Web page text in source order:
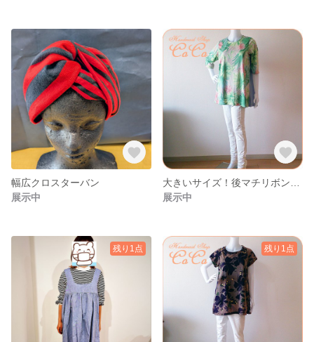
幅広クロスターバン
展示中
展示中
残り1点 残り1点